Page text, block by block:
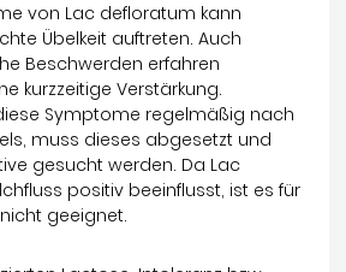
von Lac defloratum kann
Übelkeit auftreten. Auch
Beschwerden erfahren
kurzzeitige Verstärkung.
Symptome regelmäßig nach
muss dieses abgesetzt und
gesucht werden. Da Lac
positiv beeinflusst, ist es für
geeignet.